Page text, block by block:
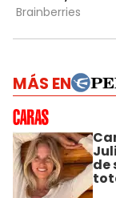
MÁS EN
de